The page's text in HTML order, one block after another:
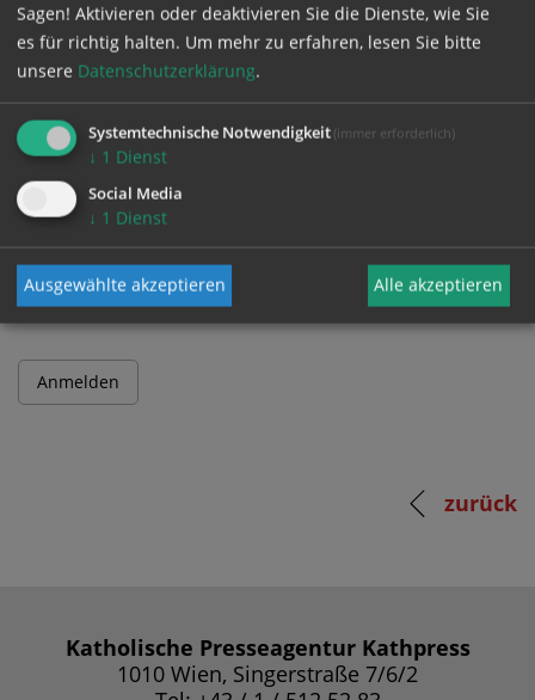
Bitte melden Sie sich mit Ihrem Benutzernamen
und Passwort an.
Benutzername
Passwort
zurück
Katholische Presseagentur Kathpress
1010 Wien, Singerstraße 7/6/2
Sagen! Aktivieren oder deaktivieren Sie die Dienste, wie Sie
es für richtig halten. Um mehr zu erfahren, lesen Sie bitte
unsere Datenschutzerklärung.
Systemtechnische Notwendigkeit (immer erforderlich)
↓ 1 Dienst
Social Media
↓ 1 Dienst
Ausgewählte akzeptieren Alle akzeptieren